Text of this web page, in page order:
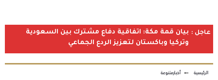
عاجل : بيان قمة مكة: اتفاقية دفاع مشترك بين السعودية
وتركيا وباكستان لتعزيز الردع الجماعي
الرئيسية ← أخبارمتنوعة